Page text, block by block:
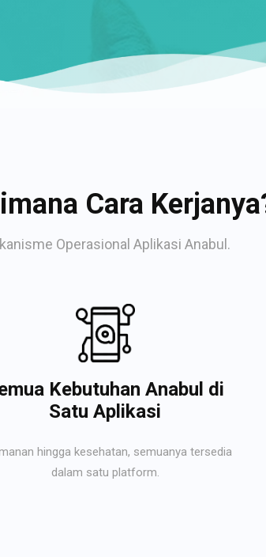
Cara
Operasional Aplikasi Anabul.
Kebutuhan Anabul di
Satu Aplikasi
hingga kesehatan, semuanya tersedia
dalam satu platform.